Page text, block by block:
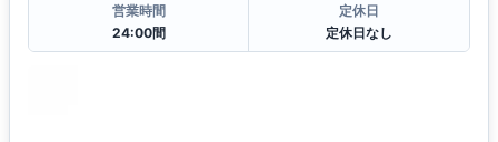
営業時間
24:00間
定休日
定休日なし